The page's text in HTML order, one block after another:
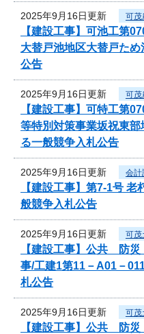
2025年9月16日更新 可茂
【建設工事】可池工第
大替戸池地区大替戸た
公告
2025年9月16日更新 可茂
【建設工事】可特工第
等特別対策事業坂祝東
る一般競争入札公告
2025年9月16日更新 会計
【建設工事】第7-1号
般競争入札公告
2025年9月16日更新 可茂
【建設工事】公共 防
事/工建1第11－A01－
札公告
2025年9月16日更新 可茂
【建設工事】公共 防